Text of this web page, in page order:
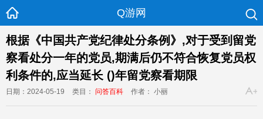
Q游网
根据《中国共产党纪律处分条例》,对于受到留党
察看处分一年的党员,期满后仍不符合恢复党员权
利条件的,应当延长 ()年留党察看期限
日期：2024-05-19 类目： 问答百科 作者： 小丽